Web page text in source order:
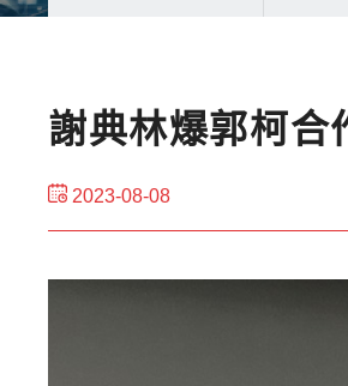
謝典林爆郭柯合
2023-08-08